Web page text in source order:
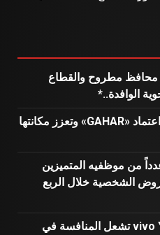
محافظ مطروح والقطاع
الوافدة..*
مستشفى مصر للطيران تجدد اعتماد «GAHAR» وتعزز مكانتها
من موظفيه المتميزين
الشخصية خلال الربع
أكبر بطارية في تاريخ سلسلة vivo Y تشعل المنافسة في